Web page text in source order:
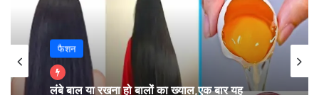
घोषित हो सकता है।
इस बाबत इंडियन एक्सप्रेस को आनंद किशोर ने आगे बताया कि
मूल्यांकन के बाद की प्रक्रिया का थोड़ा सा काम अभी लंबित है।
फैशन
लंबे बाल या रखना हो बालों का ख्याल,एक बार यह